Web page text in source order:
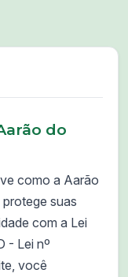
do
como a Aarão
suas
com a Lei
- Lei nº
você